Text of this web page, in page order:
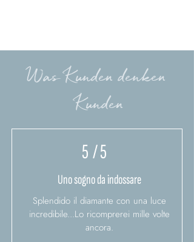
Was Kunden denken
Kunden
5/ 5
Uno sogno da indossare
Splendido il diamante con una luce
incredibile...Lo ricomprerei mille volte
ancora.